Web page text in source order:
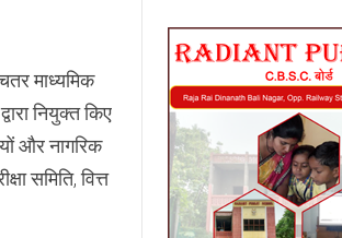
माध्यमिक
नियुक्त किए
और नागरिक
समिति, वित्त